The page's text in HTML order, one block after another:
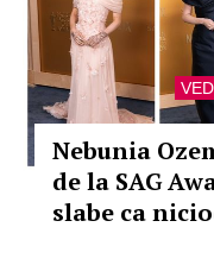
Nebunia
de la SAG
slabe ca